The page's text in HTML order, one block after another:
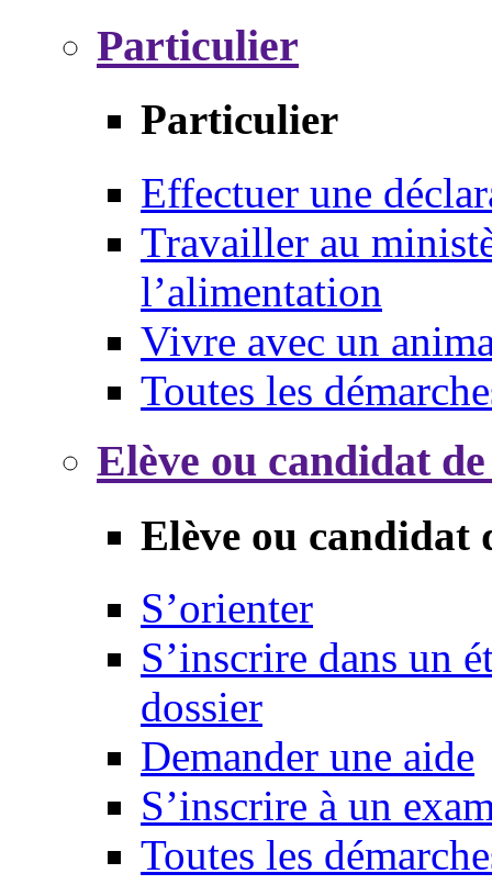
Particulier
Particulier
Effectuer une
Travailler au
l’alimentation
Vivre avec un
Toutes les
Elève ou candidat
Elève ou candidat
S’orienter
S’inscrire dans un
dossier
Demander une aide
S’inscrire à un
Toutes les